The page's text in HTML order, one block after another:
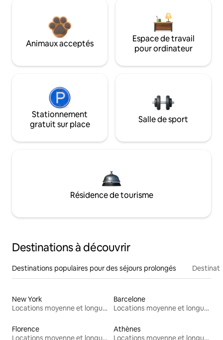
Animaux acceptés
Espace de travail
pour ordinateur
Stationnement
gratuit sur place
Salle de sport
Résidence de tourisme
Destinations à découvrir
Destinations populaires pour des séjours prolongés
New York
Locations moyenne et longue durée
Barcelone
Locations moyenne et longue durée
Florence
Locations moyenne et longue durée
Athènes
Locations moyenne et longue durée